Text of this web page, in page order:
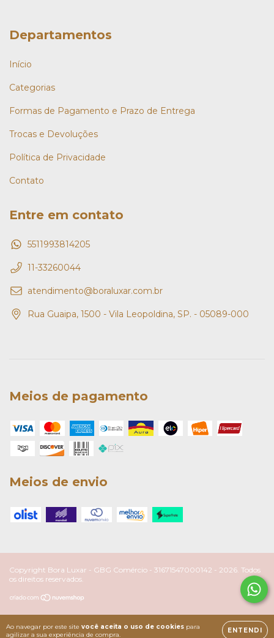
Ao navegar por este site você aceita o uso de cookies para
agilizar a sua experiência de compra.
ENTENDI
Departamentos
Início
Categorias
Formas de Pagamento e Prazo de Entrega
Trocas e Devoluções
Política de Privacidade
Contato
Entre em contato
5511993814205
11-33260044
atendimento@boraluxar.com.br
Rua Guaipa, 1500 - Vila Leopoldina, SP. - 05089-000
Meios de pagamento
Meios de envio
Copyright Bora Luxar - GBG Comércio - 31671547000142 - 2026. Todos
os direitos reservados.